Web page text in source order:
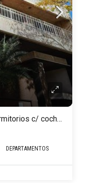
Departamento en venta de 4 dormitorios c/ cochera en Naposta
DEPARTAMENTOS